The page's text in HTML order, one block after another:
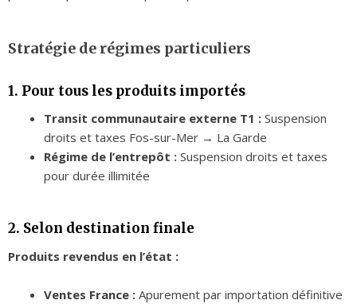
Stratégie de régimes particuliers
1. Pour tous les produits importés
Transit communautaire externe T1 : Suspension
droits et taxes Fos-sur-Mer → La Garde
Régime de l’entrepôt : Suspension droits et taxes
pour durée illimitée
2. Selon destination finale
Produits revendus en l’état :
Ventes France : Apurement par importation définitive